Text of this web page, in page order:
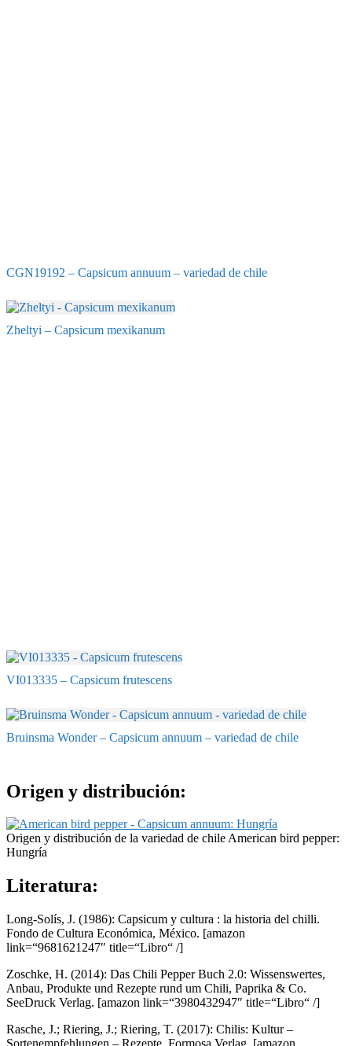
CGN19192 – Capsicum annuum – variedad de chile
Zheltyi – Capsicum mexikanum
VI013335 – Capsicum frutescens
Bruinsma Wonder – Capsicum annuum – variedad de chile
Origen y distribución:
Origen y distribución de la variedad de chile American bird pepper:
Hungría
Literatura:
Long-Solís, J. (1986): Capsicum y cultura : la historia del chilli.
Fondo de Cultura Económica, México. [amazon
link=“9681621247″ title=“Libro“ /]
Zoschke, H. (2014): Das Chili Pepper Buch 2.0: Wissenswertes,
Anbau, Produkte und Rezepte rund um Chili, Paprika & Co.
SeeDruck Verlag. [amazon link=“3980432947″ title=“Libro“ /]
Rasche, J.; Riering, J.; Riering, T. (2017): Chilis: Kultur –